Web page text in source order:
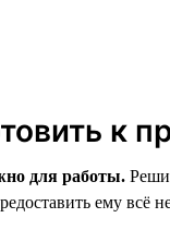
к
для работы.
ему всё